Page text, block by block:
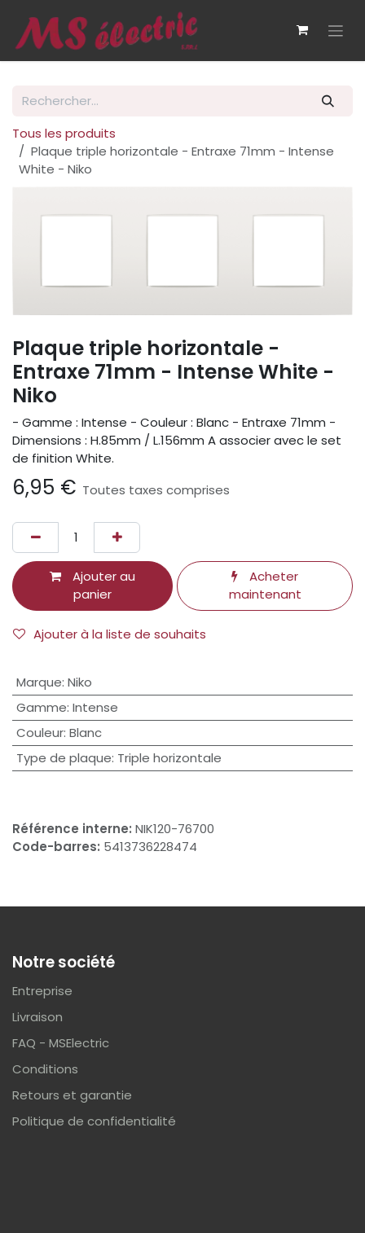
Tous les produits
Plaque triple horizontale - Entraxe 71mm - Intense
White - Niko
Plaque triple horizontale -
Entraxe 71mm - Intense White -
Niko
- Gamme : Intense - Couleur : Blanc - Entraxe 71mm -
Dimensions : H.85mm / L.156mm A associer avec le set
de finition White.
6,95 € Toutes taxes comprises
Ajouter au
panier
Acheter
maintenant
Ajouter à la liste de souhaits
Marque: Niko
Gamme: Intense
Couleur: Blanc
Type de plaque: Triple horizontale
Référence interne: NIK120-76700
Code-barres: 5413736228474
Notre société
Entreprise
Livraison
FAQ - MSElectric
Conditions
Retours et garantie
Politique de confidentialité